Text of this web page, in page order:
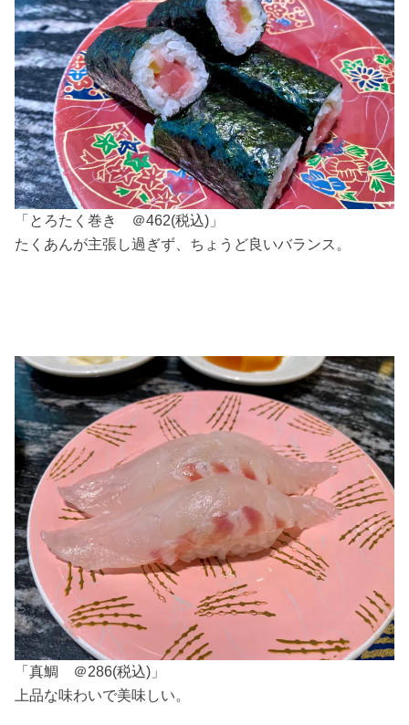
「とろたく巻き ＠462(税込)」
たくあんが主張し過ぎず、ちょうど良いバランス。
「真鯛 ＠286(税込)」
上品な味わいで美味しい。